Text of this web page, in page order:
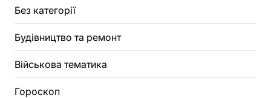
Без категорії
Будівництво та ремонт
Військова тематика
Гороскоп